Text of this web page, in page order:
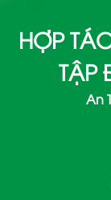
HỢP
An